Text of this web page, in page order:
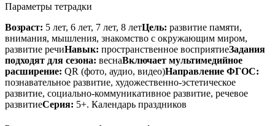
Параметры тетрадки
Возраст: 5 лет, 6 лет, 7 лет, 8 летЦель: развитие памяти,
внимания, мышления, знакомство с окружающим миром,
развитие речиНавык: пространственное восприятиеЗадания
подходят для сезона: веснаВключает мультимедийное
расширение: QR (фото, аудио, видео)Направление ФГОС:
познавательное развитие, художественно-эстетическое
развитие, социально-коммуникативное развитие, речевое
развитиеСерия: 5+. Календарь праздников